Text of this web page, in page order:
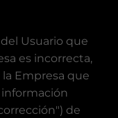
Usuario que
es incorrecta,
Empresa que
información
de